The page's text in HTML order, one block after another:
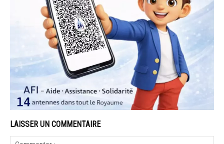
LAISSER UN COMMENTAIRE